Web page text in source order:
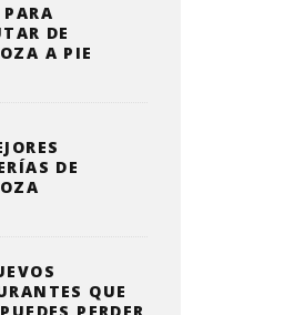
DE
A PIE
DE
QUE
PERDER